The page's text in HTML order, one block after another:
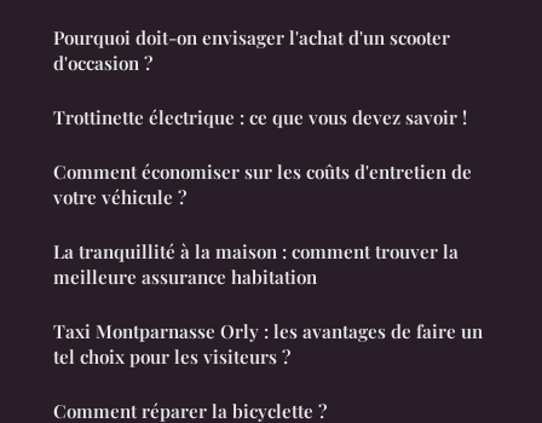
Pourquoi doit-on envisager l'achat d'un scooter
d'occasion ?
Trottinette électrique : ce que vous devez savoir !
Comment économiser sur les coûts d'entretien de
votre véhicule ?
La tranquillité à la maison : comment trouver la
meilleure assurance habitation
Taxi Montparnasse Orly : les avantages de faire un
tel choix pour les visiteurs ?
Comment réparer la bicyclette ?